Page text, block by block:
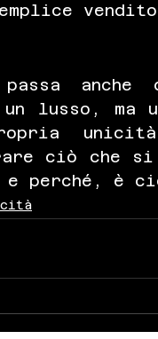
anche
lusso, ma
ciò che
e perché, è